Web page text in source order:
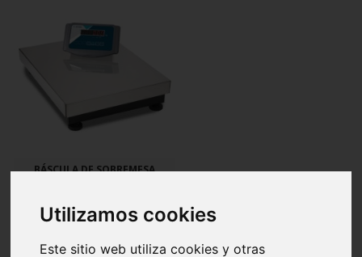
Utilizamos cookies
Este sitio web utiliza cookies y otras
BÁSCULA DE SOBREMESA